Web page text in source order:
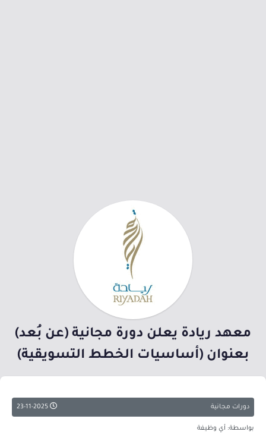
معهد ريادة يعلن دورة مجانية (عن بُعد)
بعنوان (أساسيات الخطط التسويقية)
دورات مجانية
بواسطة: أي وظيفة